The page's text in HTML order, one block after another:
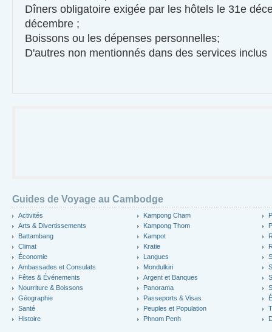
Dîners obligatoire exigée par les hôtels le 31e
décembre ;
Boissons ou les dépenses personnelles;
D'autres non mentionnés dans des services
Guides de Voyage au Cambodge
Activités
Arts & Divertissements
Battambang
Climat
Économie
Ambassades et Consulats
Fêtes & Événements
Nourriture & Boissons
Géographie
Santé
Histoire
Kampong Cham
Kampong Thom
Kampot
Kratie
Langues
Mondulkiri
Argent et Banques
Panorama
Passeports & Visas
Peuples et Population
Phnom Penh